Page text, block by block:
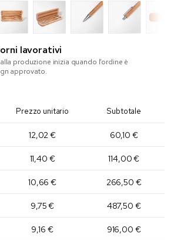
lavorativi
produzione inizia quando l’ordine è
approvato.
Prezzo unitario Subtotale
12,02 € 60,10 €
11,40 € 114,00 €
10,66 € 266,50 €
9,75 € 487,50 €
9,16 € 916,00 €